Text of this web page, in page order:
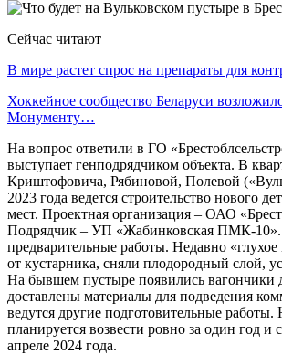
Сейчас читают
В мире растет спрос на препараты для
Хоккейное сообщество Беларуси
Монументу…
На вопрос ответили в ГО
выступает генподрядчиком объекта. В
Криштофовича, Рябиновой, Полевой
2023 года ведется строительство нового
мест. Проектная организация – ОАО
Подрядчик – УП «Жабинковская ПМК-10».
предварительные работы. Недавно «глухое
от кустарника, сняли плодородный слой,
На бывшем пустыре появились вагончики
доставлены материалы для подведения
ведутся другие подготовительные
планируется возвести ровно за один год и
апреле 2024 года.